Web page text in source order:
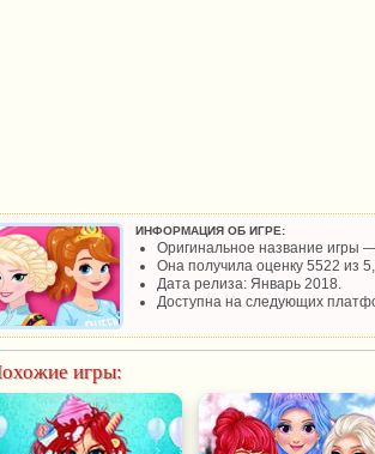
ИНФОРМАЦИЯ ОБ ИГРЕ:
Оригинальное название
Она получила оценку 5522 из
Дата релиза: Январь 2018.
Доступна на следующих
игры: